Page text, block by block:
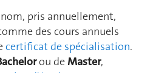
pris annuellement,
des cours annuels
certificat de spécialisation.
ou deMaster,